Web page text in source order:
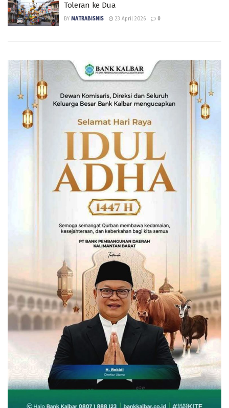
Toleran ke Dua
BY MATRABISNIS 23 April 2026 0